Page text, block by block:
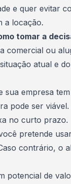
e quer evitar
a locação.
tomar a
comercial ou
atual e
sua empresa
pode ser
no curto prazo.
pretende
contrário, o
potencial de